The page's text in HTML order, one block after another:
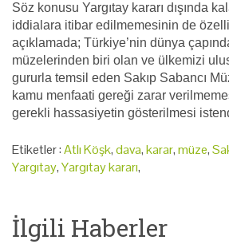
Söz konusu Yargıtay kararı dışında
iddialara itibar edilmemesinin de
açıklamada; Türkiye’nin dünya
müzelerinden biri olan ve ülkemizi
gururla temsil eden Sakıp Sabancı
kamu menfaati gereği zarar
gerekli hassasiyetin gösterilmesi
Etiketler :Atlı Köşk,dava,karar,müze,
Yargıtay,Yargıtay kararı,
İlgili Haberler